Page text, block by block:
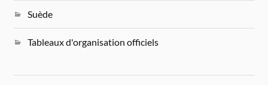
Suède
Tableaux d'organisation officiels